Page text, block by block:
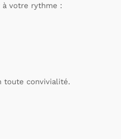
à votre rythme :
toute convivialité.